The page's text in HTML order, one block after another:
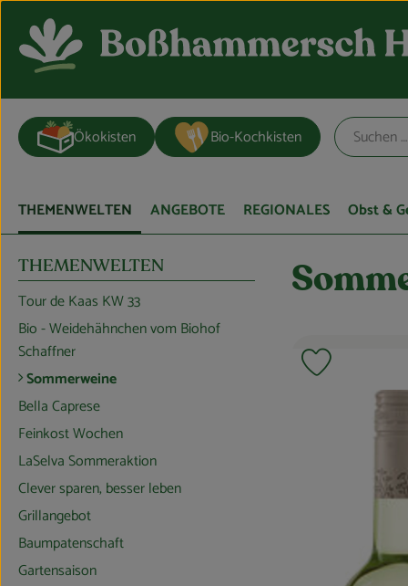
Ökokisten Bio-Kochkisten
THEMENWELTEN ANGEBOTE REGIONALES Obst &
THEMENWELTEN
Tour de Kaas KW 33
Bio - Weidehähnchen vom Biohof
Schaffner
Sommerweine
Bella Caprese
Feinkost Wochen
LaSelva Sommeraktion
Clever sparen, besser leben
Grillangebot
Baumpatenschaft
Gartensaison